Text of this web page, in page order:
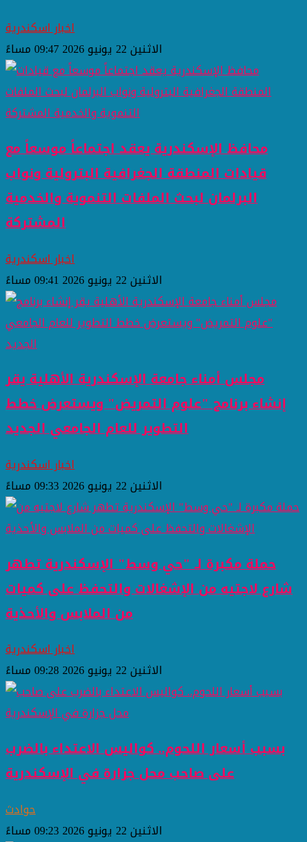
اخبار اسكندرية
الاثنين 22 يونيو 2026 09:47 مساءً
محافظ الإسكندرية يعقد اجتماعاً موسعاً مع
قيادات المنطقة الجغرافية البترولية ونواب
البرلمان لبحث الملفات التنموية والخدمية
المشتركة
اخبار اسكندرية
الاثنين 22 يونيو 2026 09:41 مساءً
مجلس أمناء جامعة الإسكندرية الأهلية يقر
إنشاء برنامج "علوم التمريض" ويستعرض خطط
التطوير للعام الجامعي الجديد
اخبار اسكندرية
الاثنين 22 يونيو 2026 09:33 مساءً
حملة مكبرة لـ "حي وسط" الإسكندرية تطهر
شارع لاجتيه من الإشغالات والتحفظ على كميات
من الملابس والأحذية
اخبار اسكندرية
الاثنين 22 يونيو 2026 09:28 مساءً
بسبب أسعار اللحوم.. كواليس الاعتداء بالضرب
على صاحب محل جزارة في الإسكندرية
حوادث
الاثنين 22 يونيو 2026 09:23 مساءً